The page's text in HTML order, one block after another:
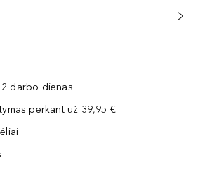
2 darbo dienas
perkant už 39,95 €